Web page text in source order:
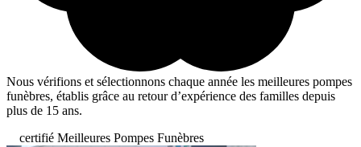
Nous vérifions et sélectionnons chaque année les meilleures pompes
funèbres, établis grâce au retour d’expérience des familles depuis
plus de 15 ans.
certifié Meilleures Pompes Funèbres